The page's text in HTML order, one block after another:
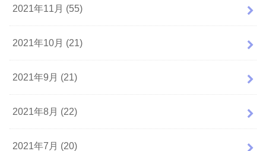
2021年11月 (55)
2021年10月 (21)
2021年9月 (21)
2021年8月 (22)
2021年7月 (20)